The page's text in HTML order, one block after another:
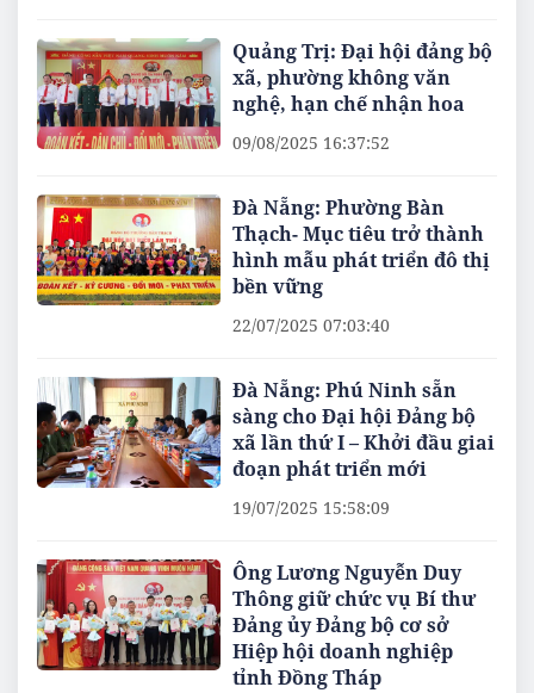
Quảng Trị: Đại hội đảng bộ
xã, phường không văn
nghệ, hạn chế nhận hoa
09/08/2025 16:37:52
Đà Nẵng: Phường Bàn
Thạch- Mục tiêu trở thành
hình mẫu phát triển đô thị
bền vững
22/07/2025 07:03:40
Đà Nẵng: Phú Ninh sẵn
sàng cho Đại hội Đảng bộ
xã lần thứ I – Khởi đầu giai
đoạn phát triển mới
19/07/2025 15:58:09
Ông Lương Nguyễn Duy
Thông giữ chức vụ Bí thư
Đảng ủy Đảng bộ cơ sở
Hiệp hội doanh nghiệp
tỉnh Đồng Tháp